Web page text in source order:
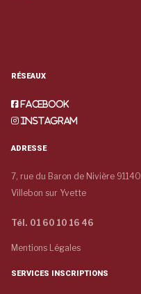
RÉSEAUX
Facebook
Instagram
ADRESSE
7, rue du Baron de Nivière 91140
Villebon sur Yvette
Tél. 01 60 10 16 46
Mentions Légales
SERVICES INSCRIPTIONS